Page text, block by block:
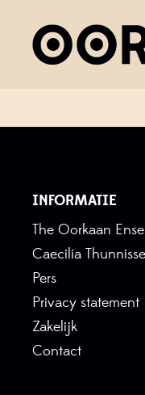
HOE
?Te beluisteren
INFORMATIE
The Oorkaan
Caecilia
Pers
Privacy statement
Zakelijk
Contact